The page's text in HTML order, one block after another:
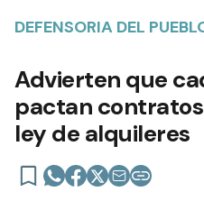
DEFENSORIA DEL
Advierten que
pactan
ley de alquileres